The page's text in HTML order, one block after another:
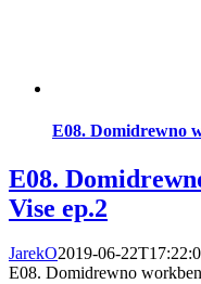
E08. Domidrewno
E08.
Vise ep.2
JarekO2019-06-
E08. Domidrewno